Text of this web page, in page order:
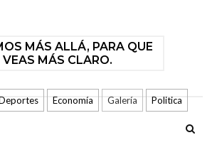
MÁS ALLÁ, PARA QUE
VEAS MÁS CLARO.
Economía Galería Politica